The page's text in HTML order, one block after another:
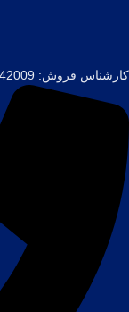
کارشناس فروش: 09198242009 (آقای زهی)